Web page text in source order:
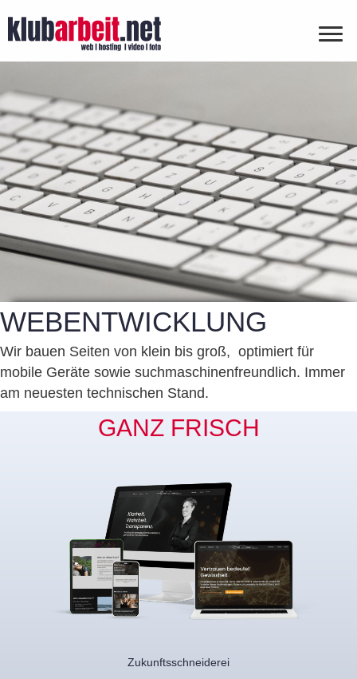
WEBENTWICKLUNG
Wir bauen Seiten von klein bis groß, optimiert für
mobile Geräte sowie suchmaschinenfreundlich. Immer
am neuesten technischen Stand.
GANZ FRISCH
Zukunftsschneiderei